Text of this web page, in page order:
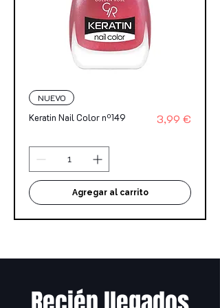
NUEVO
Keratin Nail Color nº149 Precio
3,99 €
Agregar al carrito